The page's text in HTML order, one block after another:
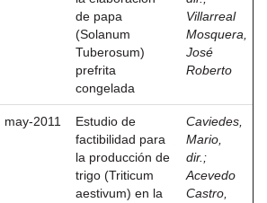
de papa
(Solanum
Tuberosum)
prefrita
congelada
Villarreal
Mosquera,
José
Roberto
may-2011
Estudio de
factibilidad para
la producción de
trigo (Triticum
aestivum) en la
Caviedes,
Mario,
dir. ;
Acevedo
Castro,